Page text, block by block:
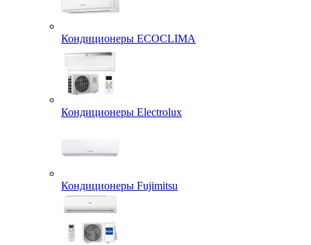
Кондиционеры ECOCLIMA
Кондиционеры Electrolux
Кондиционеры Fujimitsu